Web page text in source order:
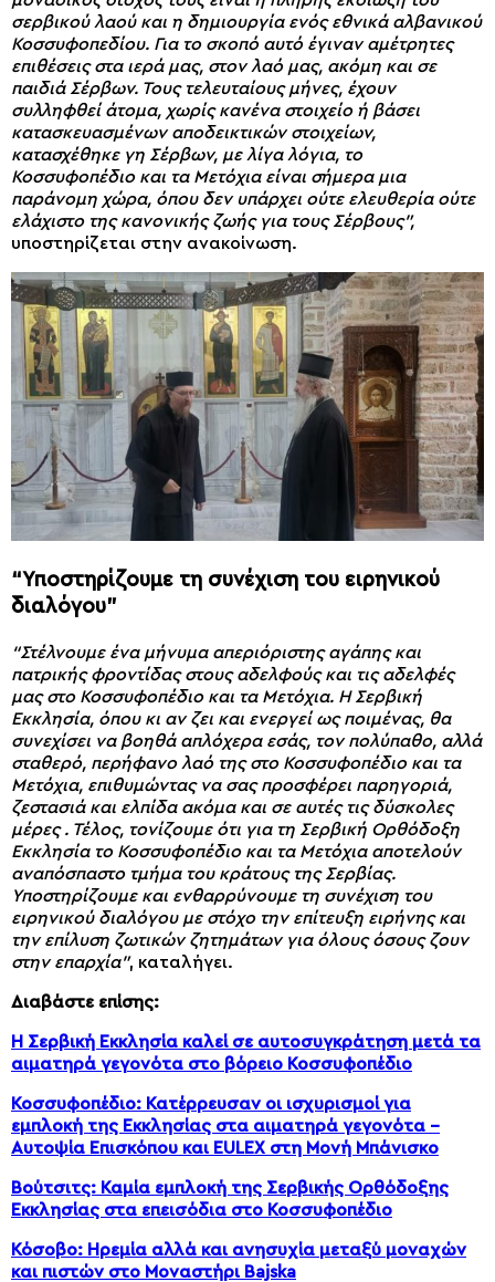
σερβικού λαού και η δημιουργία ενός εθνικά αλβανικού
Κοσσυφοπεδίου. Για το σκοπό αυτό έγιναν αμέτρητες
επιθέσεις στα ιερά μας, στον λαό μας, ακόμη και σε
παιδιά Σέρβων. Τους τελευταίους μήνες, έχουν
συλληφθεί άτομα, χωρίς κανένα στοιχείο ή βάσει
κατασκευασμένων αποδεικτικών στοιχείων,
κατασχέθηκε γη Σέρβων, με λίγα λόγια, το
Κοσσυφοπέδιο και τα Μετόχια είναι σήμερα μια
παράνομη χώρα, όπου δεν υπάρχει ούτε ελευθερία ούτε
ελάχιστο της κανονικής ζωής για τους Σέρβους”,
υποστηρίζεται στην ανακοίνωση.
“Υποστηρίζουμε τη συνέχιση του ειρηνικού
διαλόγου”
“Στέλνουμε ένα μήνυμα απεριόριστης αγάπης και
πατρικής φροντίδας στους αδελφούς και τις αδελφές
μας στο Κοσσυφοπέδιο και τα Μετόχια. Η Σερβική
Εκκλησία, όπου κι αν ζει και ενεργεί ως ποιμένας, θα
συνεχίσει να βοηθά απλόχερα εσάς, τον πολύπαθο, αλλά
σταθερό, περήφανο λαό της στο Κοσσυφοπέδιο και τα
Μετόχια, επιθυμώντας να σας προσφέρει παρηγοριά,
ζεστασιά και ελπίδα ακόμα και σε αυτές τις δύσκολες
μέρες . Τέλος, τονίζουμε ότι για τη Σερβική Ορθόδοξη
Εκκλησία το Κοσσυφοπέδιο και τα Μετόχια αποτελούν
αναπόσπαστο τμήμα του κράτους της Σερβίας.
Υποστηρίζουμε και ενθαρρύνουμε τη συνέχιση του
ειρηνικού διαλόγου με στόχο την επίτευξη ειρήνης και
την επίλυση ζωτικών ζητημάτων για όλους όσους ζουν
στην επαρχία”, καταλήγει.
Διαβάστε επίσης:
Η Σερβική Εκκλησία καλεί σε αυτοσυγκράτηση μετά τα
αιματηρά γεγονότα στο βόρειο Κοσσυφοπέδιο
Κοσσυφοπέδιο: Κατέρρευσαν οι ισχυρισμοί για
εμπλοκή της Εκκλησίας στα αιματηρά γεγονότα –
Αυτοψία Επισκόπου και EULEX στη Μονή Μπάνισκο
Βούτσιτς: Καμία εμπλοκή της Σερβικής Ορθόδοξης
Εκκλησίας στα επεισόδια στο Κοσσυφοπέδιο
Κόσοβο: Ηρεμία αλλά και ανησυχία μεταξύ μοναχών
και πιστών στο Μοναστήρι Bajska